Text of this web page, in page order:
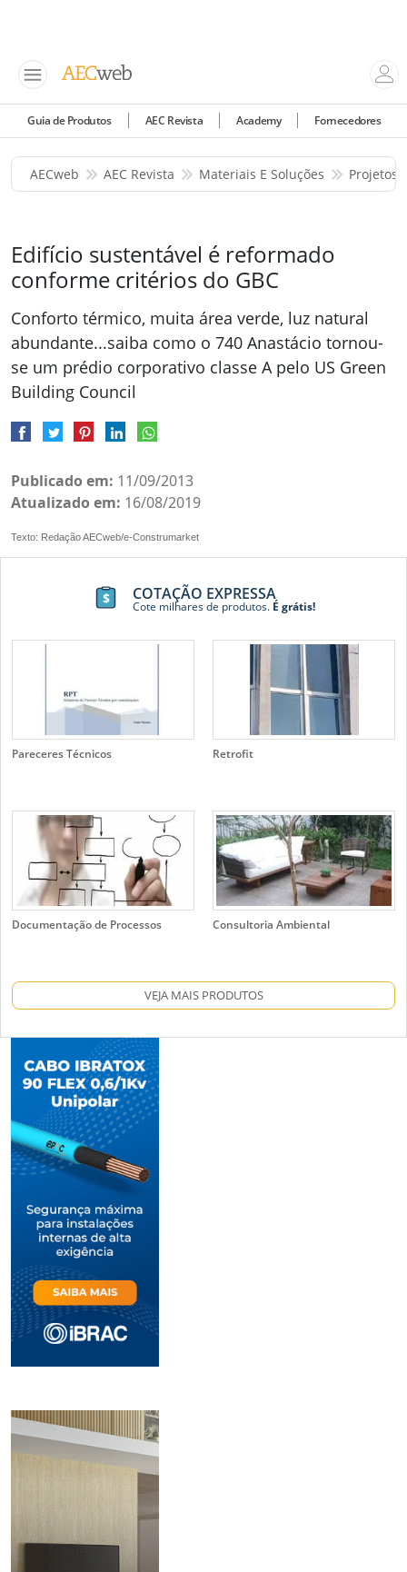
Guia de Produtos AEC Revista Academy Fornecedores
AECweb AEC Revista Materiais E Soluções Projetos
Edifício sustentável é reformado
conforme critérios do GBC
Conforto térmico, muita área verde, luz natural
abundante...saiba como o 740 Anastácio tornou-
se um prédio corporativo classe A pelo US Green
Building Council
Publicado em: 11/09/2013
Atualizado em: 16/08/2019
Texto: Redação AECweb/e-Construmarket
COTAÇÃO EXPRESSA
Cote milhares de produtos.É grátis!
Pareceres Técnicos Retrofit
Documentação de Processos Consultoria Ambiental
VEJA MAIS PRODUTOS